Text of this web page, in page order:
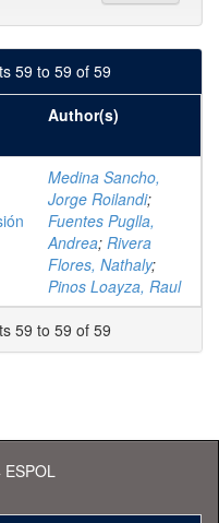
59 to 59 of 59
Author(s)
Medina Sancho,
Jorge Roilandi;
Fuentes Puglla,
Andrea; Rivera
Flores, Nathaly;
Pinos Loayza, Raul
59 to 59 of 59